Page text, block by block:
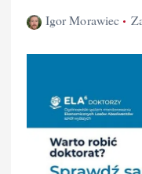
Igor Morawiec